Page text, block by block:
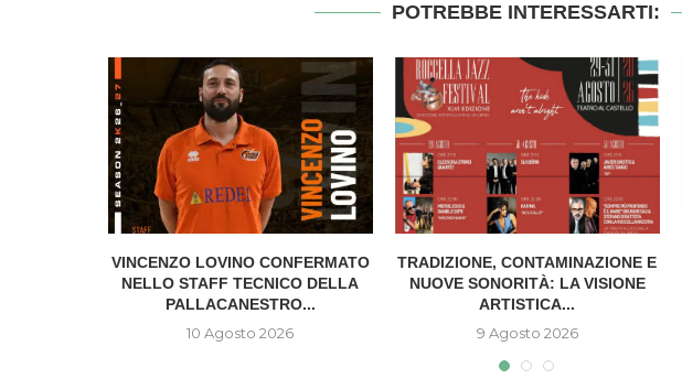
POTREBBE INTERESSARTI:
VINCENZO LOVINO CONFERMATO
NELLO STAFF TECNICO DELLA
PALLACANESTRO...
10 Agosto 2026
TRADIZIONE, CONTAMINAZIONE E
NUOVE SONORITÀ: LA VISIONE
ARTISTICA...
9 Agosto 2026